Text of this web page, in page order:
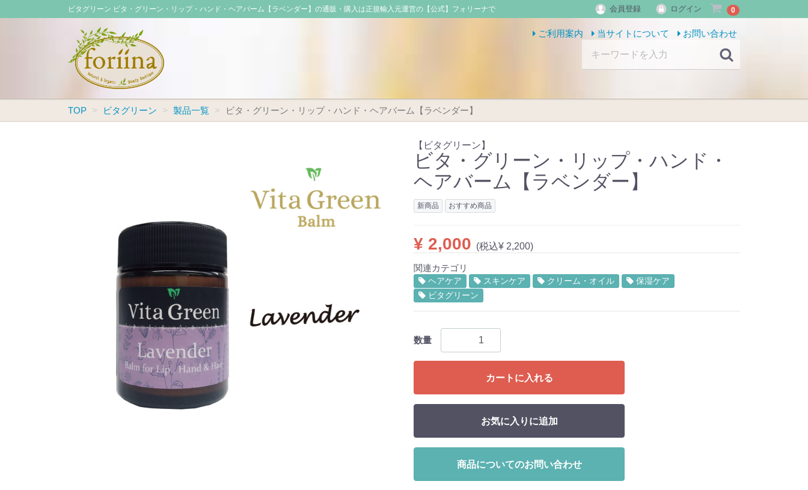
ビタグリーン ビタ・グリーン・リップ・ハンド・ヘアバーム【ラベンダー】の通販・購入は正規輸入元運営の【公式】フォリーナで 会員登録 ログイン 0
ご利用案内 当サイトについて お問い合わせ
TOP ビタグリーン 製品一覧 ビタ・グリーン・リップ・ハンド・ヘアバーム【ラベンダー】
【ビタグリーン】
ビタ・グリーン・リップ・ハンド・
ヘアバーム【ラベンダー】
新商品 おすすめ商品
¥ 2,000 (税込¥ 2,200)
関連カテゴリ
ヘアケア スキンケア クリーム・オイル
保湿ケア
ビタグリーン
数量
カートに入れる
お気に入りに追加
商品についてのお問い合わせ